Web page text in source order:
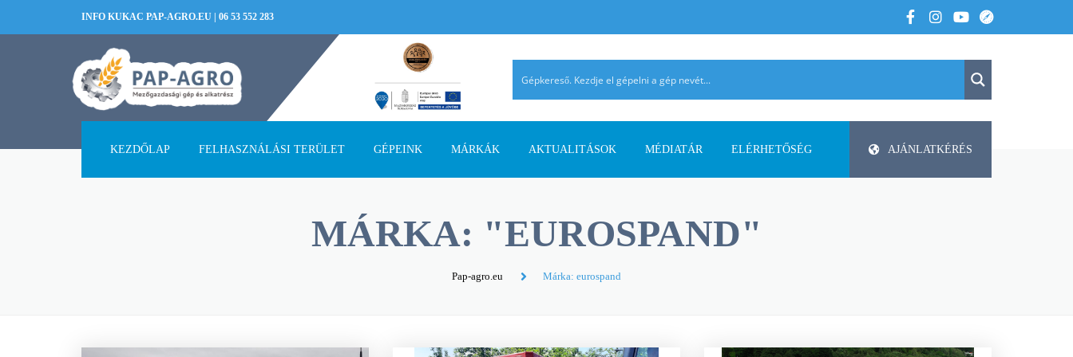
INFO KUKAC PAP-AGRO.EU 06 53 552 283
AJÁNLATKÉRÉS
KEZDŐLAP FELHASZNÁLÁSI TERÜLET GÉPEINK
TRAKTOROK
SZÁLASTAKARMÁNY
MÁRKÁK
AVANT DIECI
ERMO EUROSPAND
FORRÁSGÉPEK HATZENBICHLER HELTI
AKTUALITÁSOK
SZAKMAI CIKKEK
TERMÉK ÚJDONSÁGOK
MÉDIATÁR
AHOL JELEN VOLTUNK
ELÉRHETŐSÉG
PAP-AGRO KFT. ISMERTETŐ
MÁRKA: "EUROSPAND"
Pap-agro.eu Márka: eurospand